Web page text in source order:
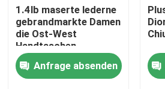
Über uns
Fabrik-Ausflug
1.4lb maserte lederne
gebrandmarkte Damen
die Ost-West
Handtaschen-
Schwarzes YVES
SAINT LAURENT-
Kalbsleder-Tasche
Anfrage absenden